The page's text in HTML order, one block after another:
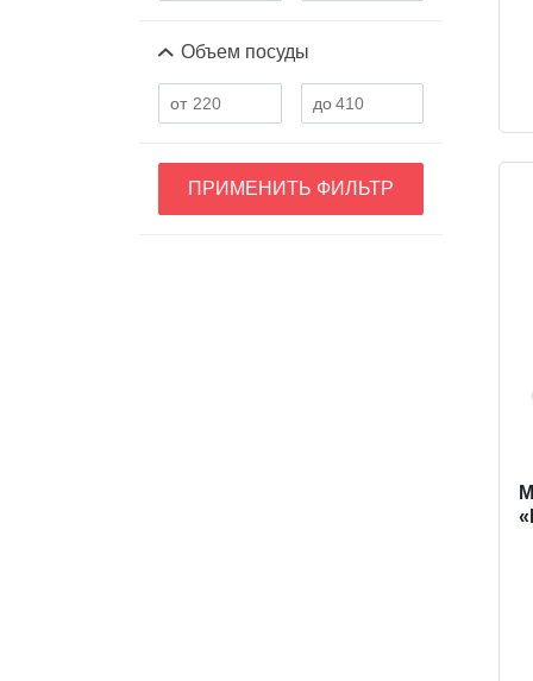
Объем посуды
ПРИМЕНИТЬ ФИЛЬТР